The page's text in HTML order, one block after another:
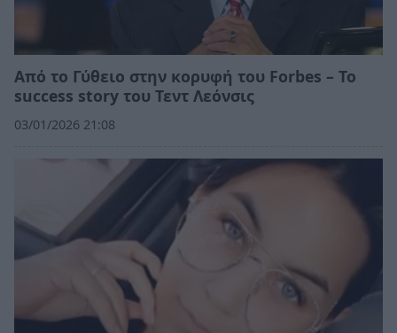
Από το Γύθειο στην κορυφή του Forbes – Το
success story του Τεντ Λεόνσις
03/01/2026 21:08